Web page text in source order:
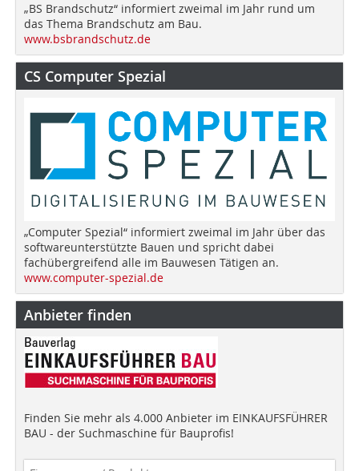
„BS Brandschutz“ informiert zweimal im Jahr rund um
das Thema Brandschutz am Bau.
www.bsbrandschutz.de
CS Computer Spezial
„Computer Spezial“ informiert zweimal im Jahr über das
softwareunterstützte Bauen und spricht dabei
fachübergreifend alle im Bauwesen Tätigen an.
www.computer-spezial.de
Anbieter finden
Finden Sie mehr als 4.000 Anbieter im EINKAUFSFÜHRER
BAU - der Suchmaschine für Bauprofis!